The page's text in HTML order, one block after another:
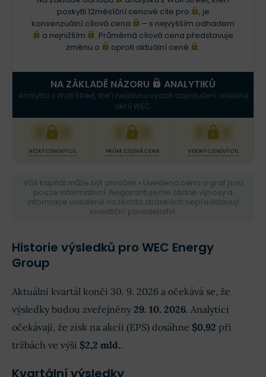
poskytli 12měsíční cenové cíle pro
, je
konsenzuální cílová cena
– s nejvyšším odhadem
a nejnižším
. Průměrná cílová cena představuje
změnu o
oproti aktuální ceně .
NA ZÁKLADĚ NÁZORU ANALYTIKŮ
Analytici z Wall Street, kteří nedávno vydali doporučení ohledně
akcií WEC.
XXX
NÍZKÝ CENOVÝ CÍL
XXX
PRŮM. CÍLOVÁ CENA
XXX
VYSOKÝ CENOVÝ CÍL
Váš kapitál může být ohrožen • Uvedená cena a graf jsou
pouze informativní. Negarantujeme žádné výnosy a
informace uvedené na těchto stránkách nepředstavují
investiční poradenství.
Historie výsledků pro WEC Energy
Group
Aktuální kvartál končí 30. 9. 2026 a očekává se, že
výsledky budou zveřejněny 29. 10. 2026. Analytici
očekávají, že zisk na akcii (EPS) dosáhne $0,92 při
tržbách ve výši $2,2 mld..
Kvartální výsledky